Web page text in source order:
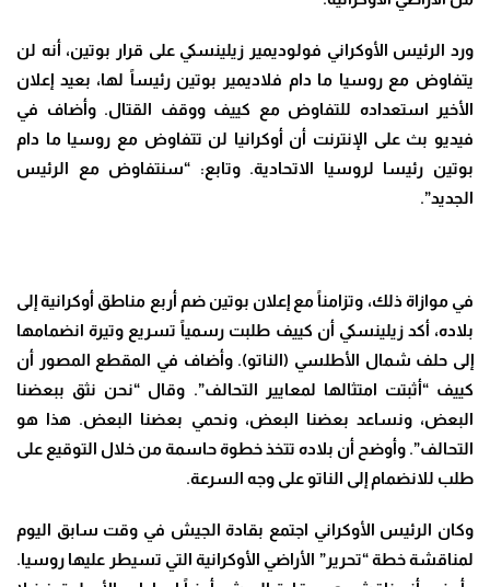
ورد الرئيس الأوكراني فولوديمير زيلينسكي على قرار بوتين، أنه لن
يتفاوض مع روسيا ما دام فلاديمير بوتين رئيساً لها، بعيد إعلان
الأخير استعداده للتفاوض مع كييف ووقف القتال. وأضاف في
فيديو بث على الإنترنت أن أوكرانيا لن تتفاوض مع روسيا ما دام
بوتين رئيسا لروسيا الاتحادية. وتابع: “سنتفاوض مع الرئيس
الجديد”.
في موازاة ذلك، وتزامناً مع إعلان بوتين ضم أربع مناطق أوكرانية إلى
بلاده، أكد زيلينسكي أن كييف طلبت رسمياً تسريع وتيرة انضمامها
إلى حلف شمال الأطلسي (الناتو). وأضاف في المقطع المصور أن
كييف “أثبتت امتثالها لمعايير التحالف”. وقال “نحن نثق ببعضنا
البعض، ونساعد بعضنا البعض، ونحمي بعضنا البعض. هذا هو
التحالف”. وأوضح أن بلاده تتخذ خطوة حاسمة من خلال التوقيع على
طلب للانضمام إلى الناتو على وجه السرعة.
وكان الرئيس الأوكراني اجتمع بقادة الجيش في وقت سابق اليوم
لمناقشة خطة “تحرير” الأراضي الأوكرانية التي تسيطر عليها روسيا.